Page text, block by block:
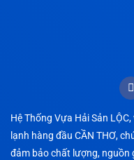
Hệ Thống Vựa Hải Sản
lạnh hàng đầu CẦN THƠ,
đảm bảo chất lượng, nguồn